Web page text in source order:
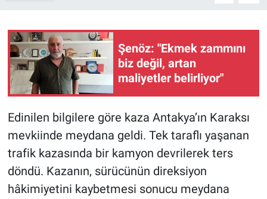
Şenöz: "Ekmek zammını
biz değil, artan
maliyetler belirliyor"
Edinilen bilgilere göre kaza Antakya’ın Karaksı
mevkiinde meydana geldi. Tek taraflı yaşanan
trafik kazasında bir kamyon devrilerek ters
döndü. Kazanın, sürücünün direksiyon
hâkimiyetini kaybetmesi sonucu meydana